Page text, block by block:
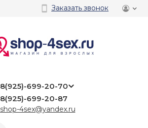
Заказать звонок
8(925)-699-20-70
8(925)-699-20-87
shop-4sex@yandex.ru